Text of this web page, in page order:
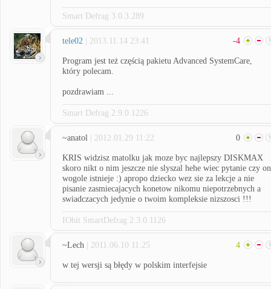
Smart Defrag 3.0.3.289
tele02 | 2013.11.14 23:41 -4
Program jest też częścią pakietu Advanced SystemCare,
który polecam.
pozdrawiam ...
Smart Defrag 2.9.0.1226
~anatol | 2012.01.29 11:22 0
KRIS widzisz matolku jak moze byc najlepszy DISKMAX
skoro nikt o nim jeszcze nie slyszal hehe wiec pytanie czy on
wogole istnieje :) apropo dziecko wez sie za lekcje a nie
pisanie zasmiecajacych konetow nikomu niepotrzebnych a
swiadczacych jedynie o twoim kompleksie nizszosci !!!
IObit SmartDefrag 2.3.0.1126
~Lech | 2011.06.10 11:25 4
w tej wersji są błędy w polskim interfejsie